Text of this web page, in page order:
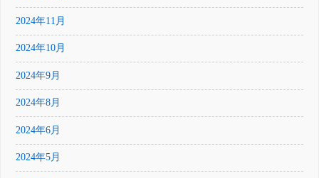
2024年11月
2024年10月
2024年9月
2024年8月
2024年6月
2024年5月